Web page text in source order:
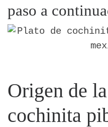
paso a
Origen de
cochinita